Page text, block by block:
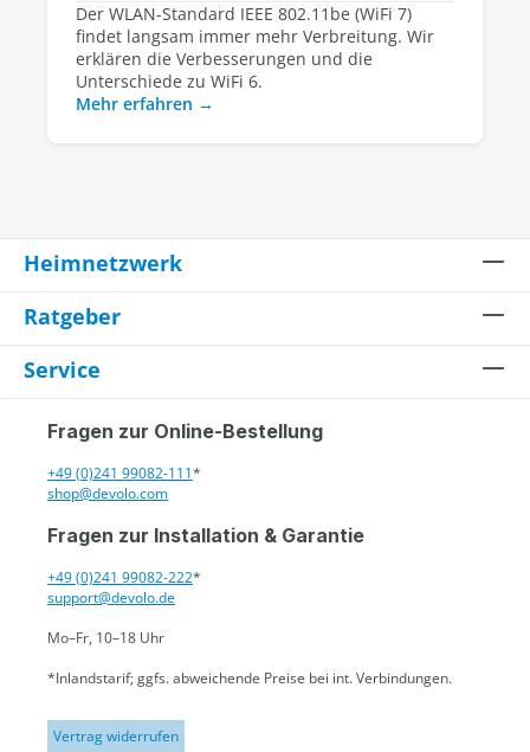
Der WLAN-Standard IEEE 802.11be (WiFi 7)
findet langsam immer mehr Verbreitung. Wir
erklären die Verbesserungen und die
Unterschiede zu WiFi 6.
Mehr erfahren
Heimnetzwerk
Ratgeber
Service
Fragen zur Online-Bestellung
+49 (0)241 99082-111*
shop@devolo.com
Fragen zur Installation & Garantie
+49 (0)241 99082-222*
support@devolo.de
Mo–Fr, 10–18 Uhr
*Inlandstarif; ggfs. abweichende Preise bei int. Verbindungen.
Vertrag widerrufen